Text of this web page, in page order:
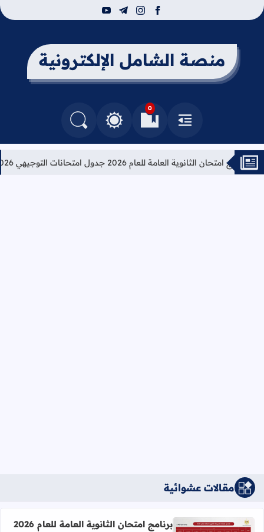
facebook
instagram
telegram
youtube
منصة الشامل الإلكترونية
القائمة
0
العلامات المرجعيةالتغيير بين الوضع النهاري والداكن
البحث في المدونة
الثانوية العامة للعام 2026 جدول امتحانات التوجيهي 2026
مقالات عشوائية
برنامج امتحان الثانوية العامة للعام 2026